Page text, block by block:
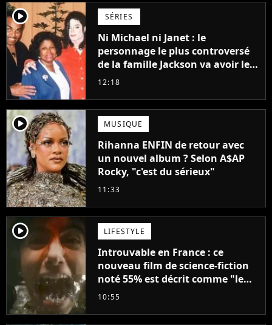
player2 SÉRIES
Ni Michael ni Janet : le
personnage le plus controversé
de la famille Jackson va avoir le
droit à sa propre série
12:18
player2 MUSIQUE
Rihanna ENFIN de retour avec
un nouvel album ? Selon A$AP
Rocky, "c'est du sérieux"
11:33
player2 LIFESTYLE
Introuvable en France : ce
nouveau film de science-fiction
noté 55% est décrit comme "le
plus stupide de l'année"
10:55